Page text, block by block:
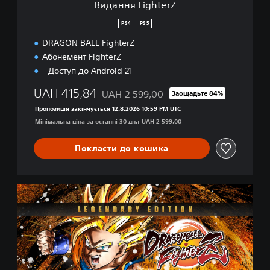
Видання FighterZ
PS4 PS5
DRAGON BALL FighterZ
Абонемент FighterZ
- Доступ до Android 21
UAH 415,84 Знижка від початкової ціни UAH 2
UAH 2 599,00 Заощадьте 84%
Пропозиція закінчується 12.8.2026 10:59 PM UTC
Мінімальна ціна за останні 30 дн.: UAH 2 599,00
Покласти до кошика
L
e
g
e
n
d
a